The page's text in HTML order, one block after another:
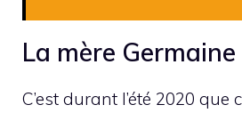
La mère Germaine
C’est durant l’été 2020 que